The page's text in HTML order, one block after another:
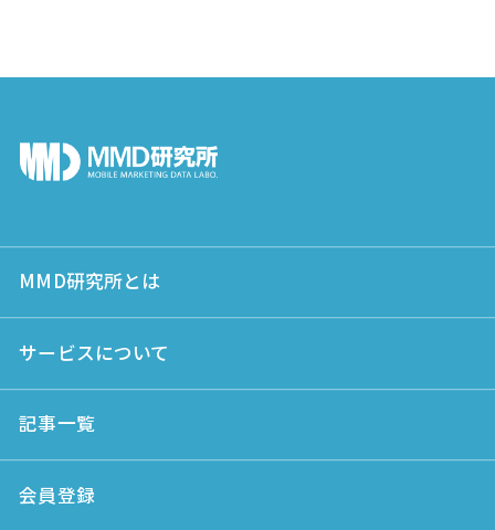
MMD研究所とは
サービスについて
記事一覧
会員登録